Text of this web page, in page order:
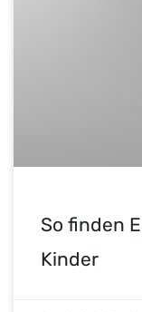
So finden
Kinder